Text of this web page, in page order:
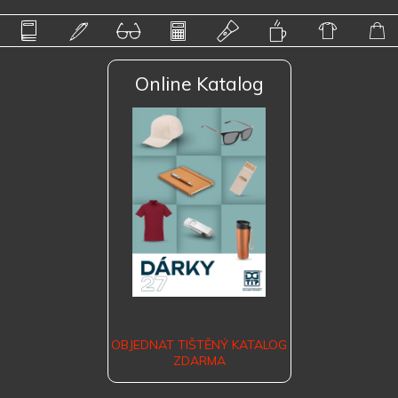
Online Katalog
OBJEDNAT TIŠTĚNÝ KATALOG
ZDARMA